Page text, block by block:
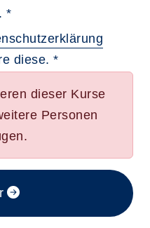
*
im neuen
diese. *
dieser Kurse
Personen
im Anmeldeverfahren